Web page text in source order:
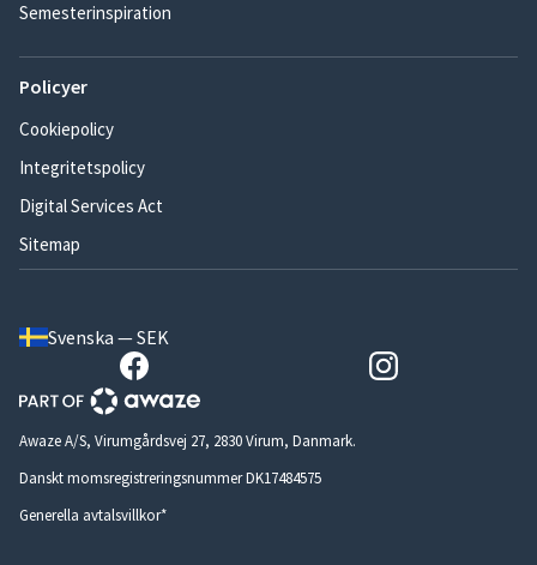
Semesterinspiration
Policyer
Cookiepolicy
Integritetspolicy
Digital Services Act
Sitemap
Svenska — SEK
Awaze A/S, Virumgårdsvej 27, 2830 Virum, Danmark.
Danskt momsregistreringsnummer DK17484575
Generella avtalsvillkor*